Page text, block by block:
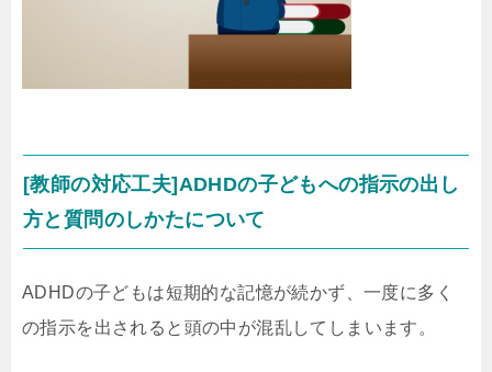
[教師の対応工夫]ADHDの子どもへの指示の出し
方と質問のしかたについて
ADHDの子どもは短期的な記憶が続かず、一度に多く
の指示を出されると頭の中が混乱してしまいます。